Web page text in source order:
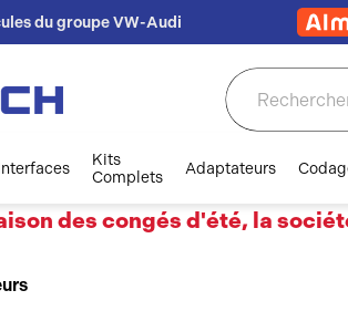
du groupe VW-Audi
Rechercher
Kits
Complets
Adaptateurs
des congés d'été, la